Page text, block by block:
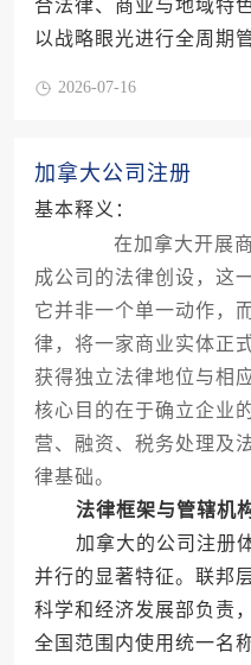
合法律、商业与地域特
以战略眼光进行全周期
2026-07-16
加拿大公司注册
基本释义：
在加拿大开展商
成公司的法律创设，这
它并非一个单一动作，
律，将一家商业实体正
获得独立法律地位与相
核心目的在于确立企业
营、融资、税务处理及
律基础。
法律框架与管辖机
加拿大的公司注册体
并行的显著特征。联邦
科学和经济发展部负责
全国范围内使用统一名